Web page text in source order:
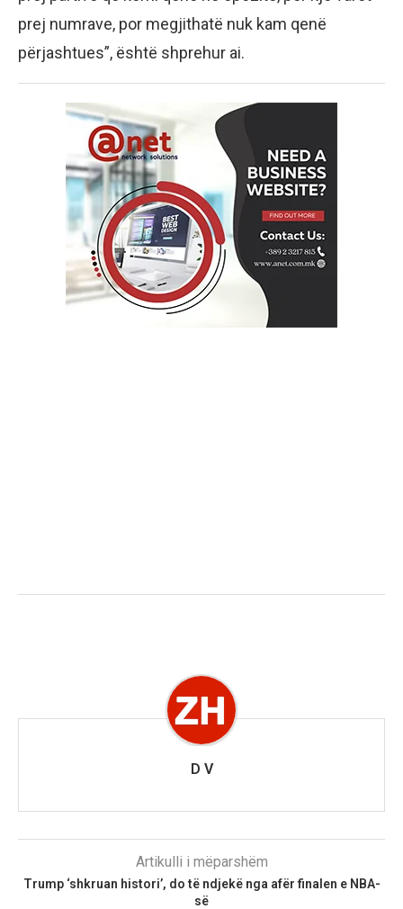
prej numrave, por megjithatë nuk kam qenë
përjashtues”, është shprehur ai.
D V
Artikulli i mëparshëm
Trump ‘shkruan histori’, do të ndjekë nga afër finalen e NBA-
së